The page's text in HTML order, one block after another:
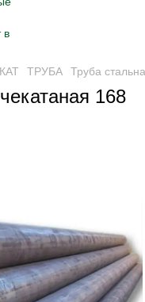
ТРУБА Труба
168